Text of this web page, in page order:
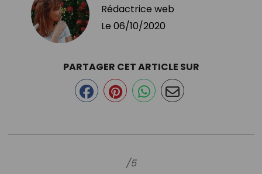
Rédactrice web
Le 06/10/2020
/5
PARTAGER CET ARTICLE SUR